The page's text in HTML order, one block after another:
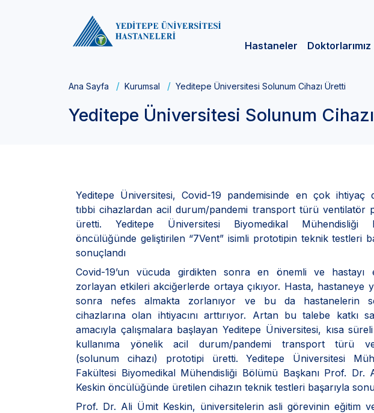
Hastaneler Doktorlarımız
Ana Sayfa Kurumsal Yeditepe Üniversitesi Solunum Cihazı Üretti
Yeditepe Üniversitesi Solunum
Yeditepe Üniversitesi, Covid-19 pandemisinde en çok ihtiyaç
tıbbi cihazlardan acil durum/pandemi transport türü ventilatör
üretti. Yeditepe Üniversitesi Biyomedikal Mühendisliği
öncülüğünde geliştirilen “7Vent” isimli prototipin teknik testleri
sonuçlandı
Covid-19’un vücuda girdikten sonra en önemli ve hastayı
zorlayan etkileri akciğerlerde ortaya çıkıyor. Hasta, hastaneye
sonra nefes almakta zorlanıyor ve bu da hastanelerin
cihazlarına olan ihtiyacını arttırıyor. Artan bu talebe katkı
amacıyla çalışmalara başlayan Yeditepe Üniversitesi, kısa
kullanıma yönelik acil durum/pandemi transport türü
(solunum cihazı) prototipi üretti. Yeditepe Üniversitesi
Fakültesi Biyomedikal Mühendisliği Bölümü Başkanı Prof. Dr.
Keskin öncülüğünde üretilen cihazın teknik testleri başarıyla
Prof. Dr. Ali Ümit Keskin, üniversitelerin asli görevinin eğitim